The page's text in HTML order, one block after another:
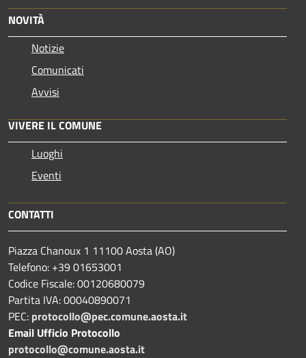
NOVITÀ
Notizie
Comunicati
Avvisi
VIVERE IL COMUNE
Luoghi
Eventi
CONTATTI
Piazza Chanoux 1 11100 Aosta (AO)
Telefono: +39 01653001
Codice Fiscale: 00120680079
Partita IVA: 00040890071
PEC: protocollo@pec.comune.aosta.it
Email Ufficio Protocollo
protocollo@comune.aosta.it